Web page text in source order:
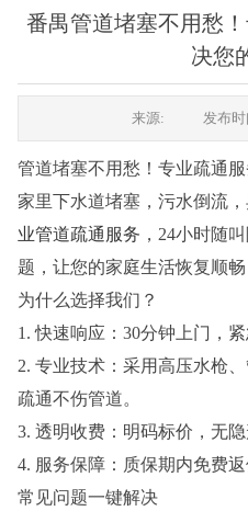
番禺管道堵塞不用愁
决您
来源: 发布时
管道堵塞不用愁！专业疏通
家里下水道堵塞，污水倒流
业管道疏通服务 ，24小时随
题，让您的家庭生活恢复顺
为什么选择我们？
1. 快速响应：30分钟上门，
2. 专业技术：采用高压水枪
疏通不伤管道。
3. 透明收费：明码标价，无
4. 服务保障：质保期内免费
常见问题一键解决